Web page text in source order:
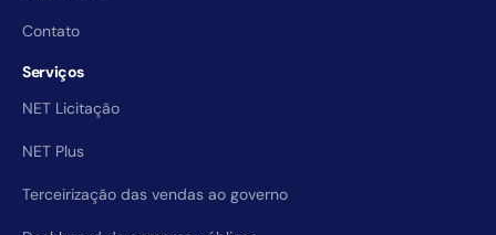
Contato
Serviços
NET Licitação
NET Plus
Terceirização das vendas ao governo